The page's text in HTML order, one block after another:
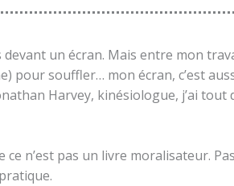
un écran. Mais entre mon
pour souffler… mon écran, c’est
Harvey, kinésiologue, j’ai
ce n’est pas un livre moralisateur.